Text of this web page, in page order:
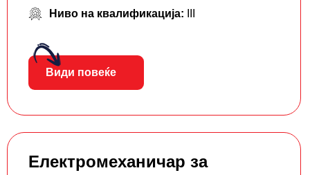
Ниво на квалификација:
Види повеќе
Електромеханичар за